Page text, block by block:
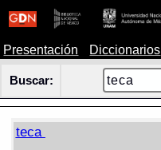
Presentación Diccionarios
Buscar:
teca